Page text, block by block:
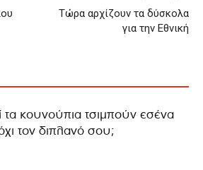
Τώρα αρχίζουν τα δύσκολα
για την Εθνική
τα κουνούπια τσιμπούν εσένα
τον διπλανό σου;